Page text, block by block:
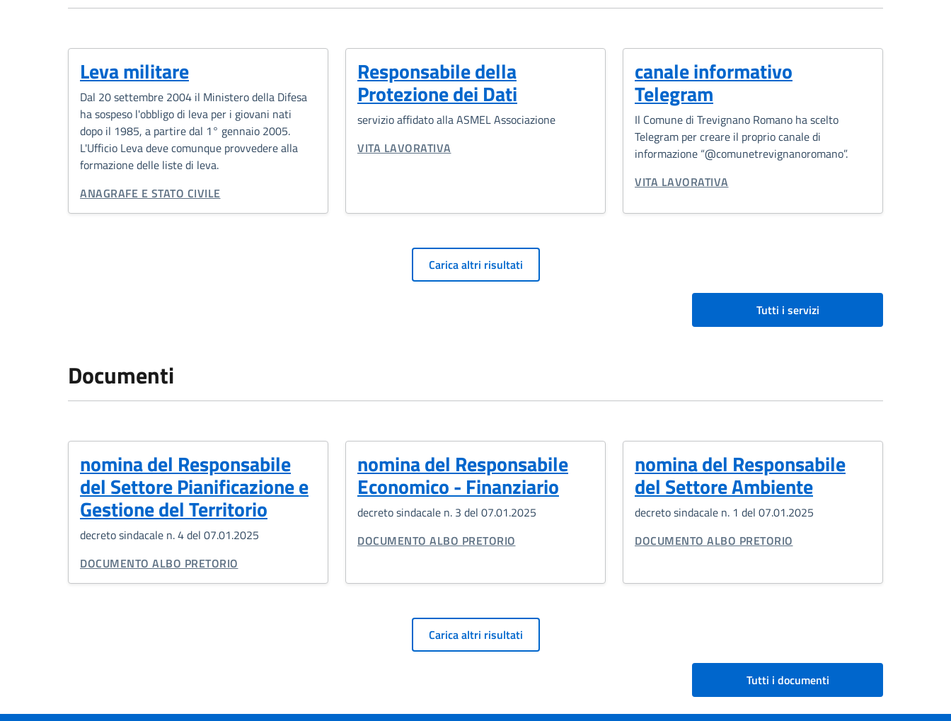
Leva militare
Dal 20 settembre 2004 il Ministero della Difesa
ha sospeso l'obbligo di leva per i giovani nati
dopo il 1985, a partire dal 1° gennaio 2005.
L'Ufficio Leva deve comunque provvedere alla
formazione delle liste di leva.
CATEGORIA CORRELATA:
ANAGRAFE E STATO CIVILE
Responsabile della
Protezione dei Dati
servizio affidato alla ASMEL Associazione
CATEGORIA CORRELATA:
VITA LAVORATIVA
canale informativo
Telegram
Il Comune di Trevignano Romano ha scelto
Telegram per creare il proprio canale di
informazione “@comunetrevignanoromano”.
CATEGORIA CORRELATA:
VITA LAVORATIVA
Carica altri risultati
Tutti i servizi
Documenti
nomina del Responsabile
del Settore Pianificazione e
Gestione del Territorio
decreto sindacale n. 4 del 07.01.2025
TIPO DI DOCUMENTO:
DOCUMENTO ALBO PRETORIO
nomina del Responsabile
Economico - Finanziario
decreto sindacale n. 3 del 07.01.2025
TIPO DI DOCUMENTO:
DOCUMENTO ALBO PRETORIO
nomina del Responsabile
del Settore Ambiente
decreto sindacale n. 1 del 07.01.2025
TIPO DI DOCUMENTO:
DOCUMENTO ALBO PRETORIO
Carica altri risultati
Tutti i documenti